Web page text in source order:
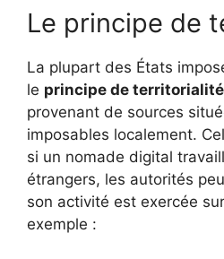
Le principe de
La plupart des États
le principe de territorialité
provenant de sources
imposables localement.
si un nomade digital
étrangers, les autorités
son activité est exercée
exemple :